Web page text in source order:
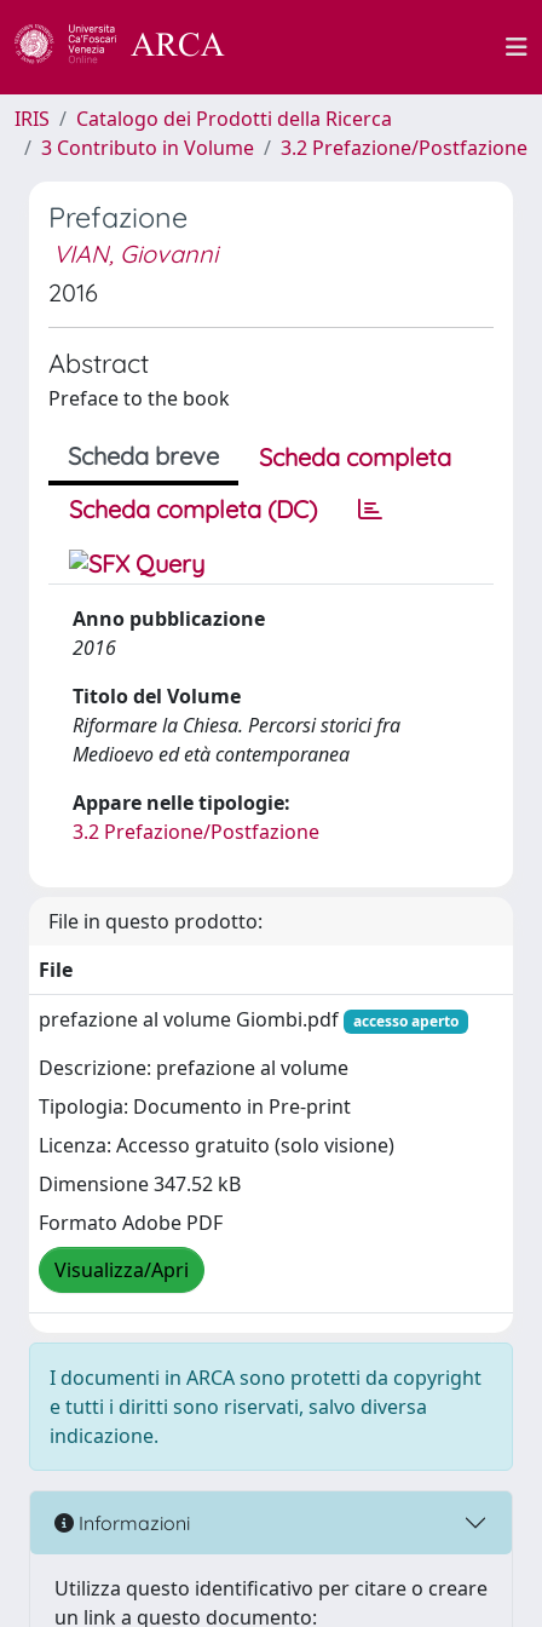
IRIS
Catalogo dei Prodotti della Ricerca
3 Contributo in Volume
3.2 Prefazione/Postfazione
Prefazione
VIAN, Giovanni
2016
Abstract
Preface to the book
Scheda breve
Scheda completa
Scheda completa (DC)
Anno pubblicazione
2016
Titolo del Volume
Riformare la Chiesa. Percorsi storici fra
Medioevo ed età contemporanea
Appare nelle tipologie:
3.2 Prefazione/Postfazione
File in questo prodotto:
File
prefazione al volume Giombi.pdf
accesso aperto
Descrizione: prefazione al volume
Tipologia: Documento in Pre-print
Licenza: Accesso gratuito (solo visione)
Dimensione 347.52 kB
Formato Adobe PDF
Visualizza/Apri
I documenti in ARCA sono protetti da copyright
e tutti i diritti sono riservati, salvo diversa
indicazione.
Informazioni
Utilizza questo identificativo per citare o creare
un link a questo documento: